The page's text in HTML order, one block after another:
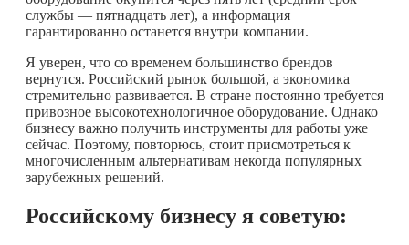
службы — пятнадцать лет), а информация
гарантированно останется внутри компании.
Я уверен, что со временем большинство брендов
вернутся. Российский рынок большой, а экономика
стремительно развивается. В стране постоянно требуется
привозное высокотехнологичное оборудование. Однако
бизнесу важно получить инструменты для работы уже
сейчас. Поэтому, повторюсь, стоит присмотреться к
многочисленным альтернативам некогда популярных
зарубежных решений.
Российскому бизнесу я советую: